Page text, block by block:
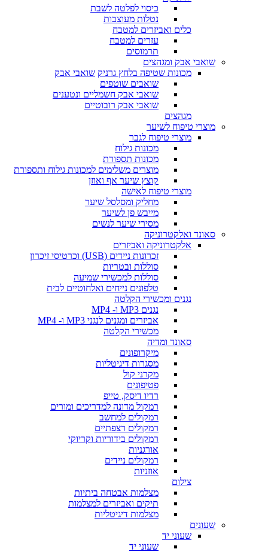
כיסוי לפלטה לשבת
נטלות מעוצבות
כלים ואביזרים למטבח
עזרים למטבח
תרמוסים
שואבי אבק ומגהצים
מכונות שטיפה בלחץ גרניק שואבי אבק
שואבים שוטפים
שואבי אבק חשמליים ונטענים
שואבי אבק רובוטיים
מגהצים
מוצרי טיפוח לשיער
מוצרי טיפוח לגבר
מכונות גילוח
מכונות תספורת
מוצרים משלימים למכונות גילוח ותספורת
קוצץ שיער אף ואוזן
מוצרי טיפוח לאישה
מחליק ומסלסל שיער
מייבש פן לשיער
מסירי שיער לנשים
סאונד ואלקטרוניקה
אלקטרוניקה ואביזרים
זכרונות ניידים (USB) וכרטיסי זיכרון
סוללות ובטריות
סוללות למכשירי שמיעה
טלפונים נייחים ואלחוטיים לבית
נגנים ומכשירי הקלטה
נגנים MP3 ו- MP4
אביזרים ומגנים לנגני MP3 ו- MP4
מכשירי הקלטה
סאונד ומדיה
מיקרופונים
מסגרות דיגיטליות
מקרני קול
פטיפונים
רדיו דיסק, טייפ
רמקול מדונה למדריכים ומורים
רמקולים למחשב
רמקולים רצפתיים
רמקולים בידוריות וקריוקי
אורגניות
רמקולים ניידים
אוזניות
צילום
מצלמות אבטחה ביתיות
תיקים ואביזרים למצלמות
מצלמות דיגיטליות
שעונים
שעוני יד
שעוני יד